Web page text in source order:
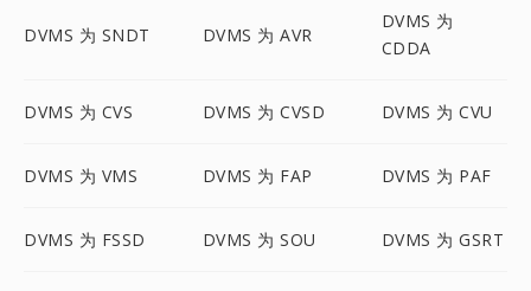
DVMS 为 SNDT DVMS 为 AVR
DVMS 为
CDDA
DVMS 为 CVS DVMS 为 CVSD DVMS 为 CVU
DVMS 为 VMS DVMS 为 FAP DVMS 为 PAF
DVMS 为 FSSD DVMS 为 SOU DVMS 为 GSRT